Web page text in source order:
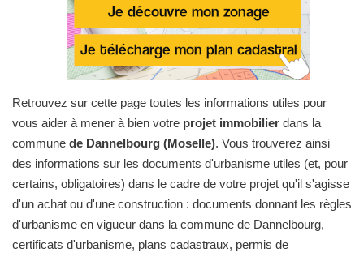
Retrouvez sur cette page toutes les informations utiles pour
vous aider à mener à bien votre projet immobilier dans la
commune de Dannelbourg (Moselle). Vous trouverez ainsi
des informations sur les documents d'urbanisme utiles (et, pour
certains, obligatoires) dans le cadre de votre projet qu'il s'agisse
d'un achat ou d'une construction : documents donnant les règles
d'urbanisme en vigueur dans la commune de Dannelbourg,
certificats d'urbanisme, plans cadastraux, permis de